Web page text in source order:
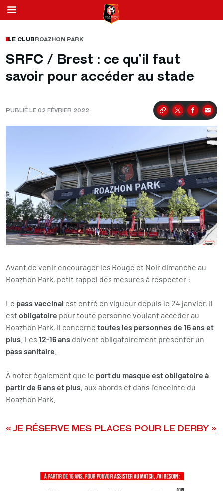
LE CLUBROAZHON PARK
SRFC / Brest : ce qu’il faut
savoir pour accéder au stade
PUBLIÉ LE 02 FÉVRIER 2022 Partager
Avant de venir encourager les Rouge et Noir dimanche au
Roazhon Park, petit rappel des mesures à respecter :
Le pass vaccinal est entré en vigueur depuis le 24 janvier, il
est obligatoire pour toute personne voulant accéder au
Roazhon Park, il concerne toutes les personnes de 16 ans et
plus . Les 12-16 ans doivent obligatoirement présenter un
pass sanitaire
À noter également que le port du masque est obligatoire à
partir de 6 ans et plus, aux abords et dans l’enceinte du
Roazhon Park.
« JE RÉSERVE MES PLACES POUR LE DERBY »